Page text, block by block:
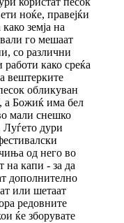
ноќе, правејќи
земја на
го мешаат
со различни
како среќа
вештерките
обликуван
а Божиќ има бел
мали снешко
дури
од него во
на капи - за да
дополнително
или шетаат
редовните
ќе зборувате